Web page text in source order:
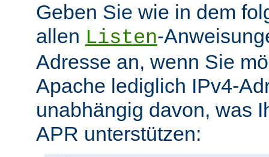
Geben Sie wie in dem
allen Listen-
Adresse an, wenn Sie
Apache lediglich IPv4-
unabhängig davon, was
APR unterstützen: